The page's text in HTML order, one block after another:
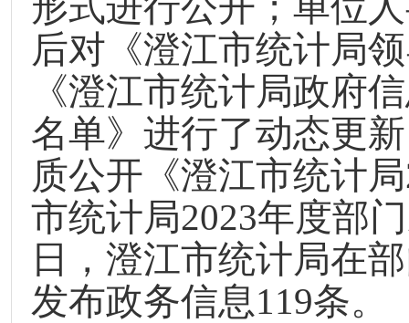
后对《澄江市统计局
《澄江市统计局政府
名单》进行了动态更
质公开《澄江市统计局
市统计局2023年度部
日，澄江市统计局在
发布政务信息119条。